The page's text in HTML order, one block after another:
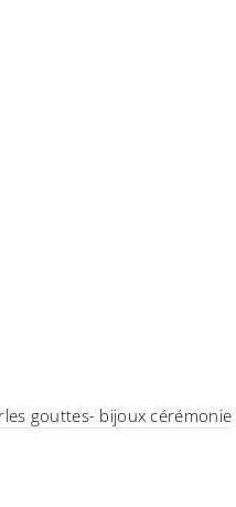
gouttes- bijoux cérémonie